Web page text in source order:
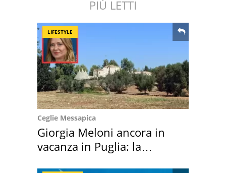
PIÙ LETTI
LIFESTYLE
Ceglie Messapica
Giorgia Meloni ancora in
vacanza in Puglia: la